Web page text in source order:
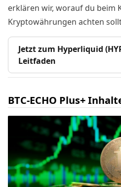
erklären wir, worauf du beim
Kryptowährungen achten
Jetzt zum Hyperliquid
Leitfaden
BTC-ECHO Plus+